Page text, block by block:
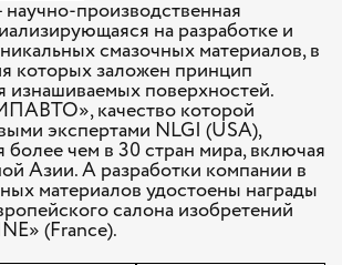
производственная
на разработке и
смазочных материалов, в
которых заложен принцип
изнашиваемых поверхностей.
качество которой
экспертами NLGI (USA),
более чем в 30 стран мира, включая
Азии. А разработки компании в
материалов удостоены награды
салона изобретений
(France).